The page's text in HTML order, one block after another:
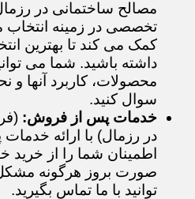
مصالح ساختمانی در
تخصصی در زمینه
کمک می کند تا بهترین
داشته باشید. شما می
محصولات، کاربرد آنها و
سوال کنید.
خدمات پس از فروش:
در رزمال) با ارائه
اطمینان شما را از خرید
صورت بروز هرگونه
توانید با ما تماس بگیرید.